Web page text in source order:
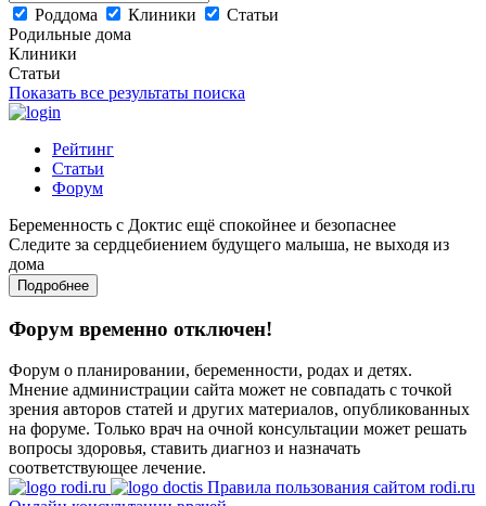
Роддома Клиники
Статьи
Родильные дома
Клиники
Статьи
Показать все результаты поиска
Рейтинг
Статьи
Форум
Беременность с Доктис ещё спокойнее и безопаснее
Следите за сердцебиением будущего малыша, не выходя из
дома
Подробнее
Форум временно отключен!
Форум о планировании, беременности, родах и детях.
Мнение администрации сайта может не совпадать с точкой
зрения авторов статей и других материалов, опубликованных
на форуме. Только врач на очной консультации может решать
вопросы здоровья, ставить диагноз и назначать
соответствующее лечение.
Правила пользования сайтом rodi.ru